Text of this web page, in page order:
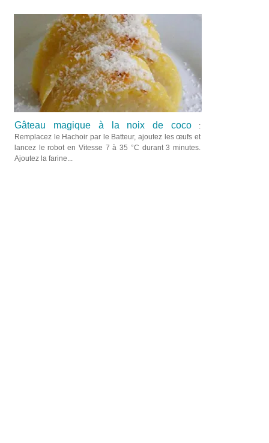
Gâteau magique à la noix de coco :
Remplacez le Hachoir par le Batteur, ajoutez les œufs et
lancez le robot en Vitesse 7 à 35 °C durant 3 minutes.
Ajoutez la farine...